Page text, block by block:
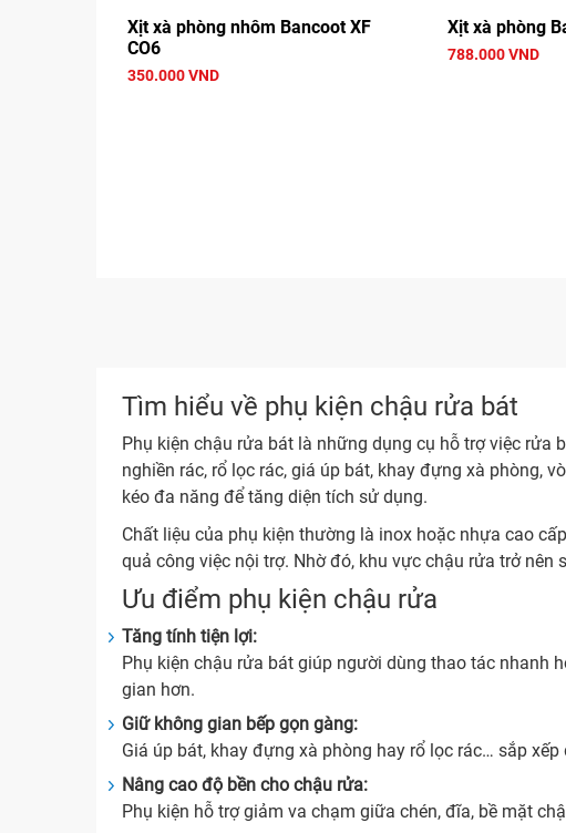
Xịt xà phòng nhôm Bancoot XF
CO6
350.000 VND
Xịt xà phòng
788.000 VND
Tìm hiểu về phụ kiện chậu rửa bát
Phụ kiện chậu rửa bát là những dụng cụ hỗ trợ việc rửa
nghiền rác, rổ lọc rác, giá úp bát, khay đựng xà phòng,
kéo đa năng để tăng diện tích sử dụng.
Chất liệu của phụ kiện thường là inox hoặc nhựa cao
quả công việc nội trợ. Nhờ đó, khu vực chậu rửa trở nên
Ưu điểm phụ kiện chậu rửa
Tăng tính tiện lợi:
Phụ kiện chậu rửa bát giúp người dùng thao tác nhanh
gian hơn.
Giữ không gian bếp gọn gàng:
Giá úp bát, khay đựng xà phòng hay rổ lọc rác… sắp
Nâng cao độ bền cho chậu rửa:
Phụ kiện hỗ trợ giảm va chạm giữa chén, đĩa, bề mặt